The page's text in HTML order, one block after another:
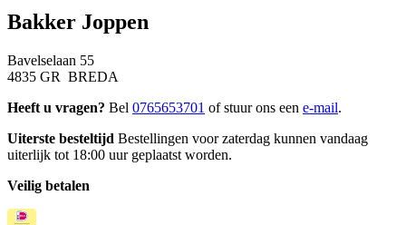
Bakker Joppen
Bavelselaan 55
4835 GR BREDA
Heeft u vragen? Bel 0765653701 of stuur ons een e-mail.
Uiterste besteltijd Bestellingen voor zaterdag kunnen vandaag
uiterlijk tot 18:00 uur geplaatst worden.
Veilig betalen